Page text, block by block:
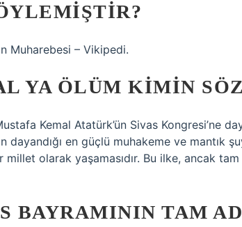
Muharebesi – Vikipedi.
YA ÖLÜM KIMIN
Kemal Atatürk’ün Sivas Kongresi’ne
dayandığı en güçlü muhakeme ve mantık
olarak yaşamasıdır. Bu ilke, ancak
BAYRAMININ TAM